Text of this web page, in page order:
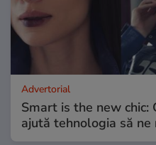
Advertorial
Smart is the new chic:
ajută tehnologia să ne